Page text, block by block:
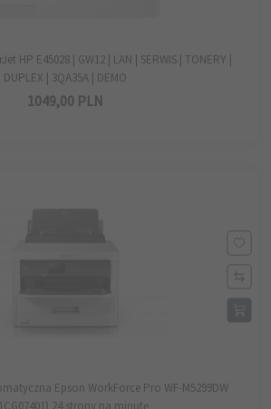
HP E45028 | GW12 | LAN | SERWIS | TONERY |
DUPLEX | 3QA35A | DEMO
1049,00 PLN
Epson WorkForce Pro WF-M5299DW
24 strony na minutę